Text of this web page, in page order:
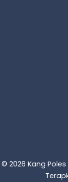
© 2026 Kang